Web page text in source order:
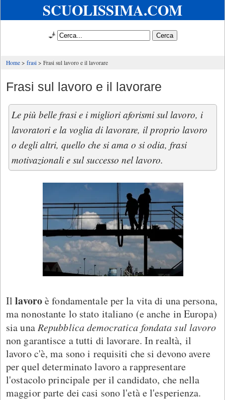
SCUOLISSIMA.COM
🧞
Home frasi Frasi sul lavoro e il lavorare
Frasi sul lavoro e il lavorare
Le più belle frasi e i migliori aforismi sul lavoro, i
lavoratori e la voglia di lavorare, il proprio lavoro
o degli altri, quello che si ama o si odia, frasi
motivazionali e sul successo nel lavoro.
Illavoroè fondamentale per la vita di una persona,
ma nonostante lo stato italiano (e anche in Europa)
sia una Repubblica democratica fondata sul lavoro
non garantisce a tutti di lavorare. In realtà, il
lavoro c'è, ma sono i requisiti che si devono avere
per quel determinato lavoro a rappresentare
l'ostacolo principale per il candidato, che nella
maggior parte dei casi sono l'età e l'esperienza.